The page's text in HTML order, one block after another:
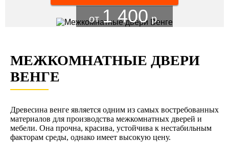
от1 400 р.
МЕЖКОМНАТНЫЕ ДВЕРИ
ВЕНГЕ
Древесина венге является одним из самых востребованных
материалов для производства межкомнатных дверей и
мебели. Она прочна, красива, устойчива к нестабильным
факторам среды, однако имеет высокую цену.